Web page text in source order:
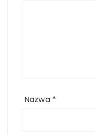
Nazwa *